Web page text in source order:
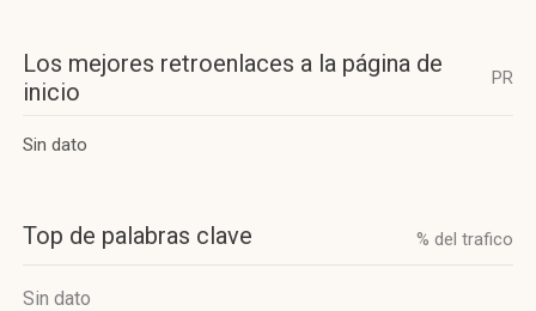
Los mejores retroenlaces a la página de
inicio
PR
Sin dato
Top de palabras clave % del trafico
Sin dato